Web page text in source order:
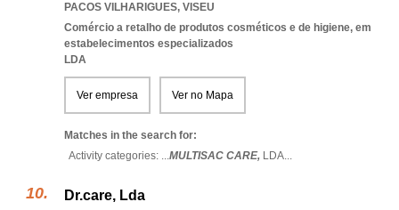
PACOS VILHARIGUES, VISEU
Comércio a retalho de produtos cosméticos e de higiene, em
estabelecimentos especializados
LDA
Ver empresa Ver no Mapa
Matches in the search for:
Activity categories: ...MULTISAC CARE, LDA...
Dr.care, Lda